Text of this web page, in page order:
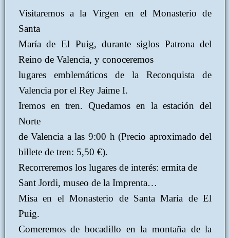
Visitaremos a la Virgen en el Monasterio de
Santa
María de El Puig, durante siglos Patrona del
Reino de Valencia, y conoceremos
lugares emblemáticos de la Reconquista de
Valencia por el Rey Jaime I.
Iremos en tren. Quedamos en la estación del
Norte
de Valencia a las 9:00 h (Precio aproximado del
billete de tren: 5,50 €).
Recorreremos los lugares de interés: ermita de
Sant Jordi, museo de la Imprenta…
Misa en el Monasterio de Santa María de El
Puig.
Comeremos de bocadillo en la montaña de la